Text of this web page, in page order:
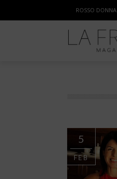
ROSSO DONNA
5
FEB